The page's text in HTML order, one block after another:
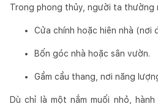
Trong phong thủy, người ta thường
Cửa chính hoặc hiên nhà (nơi
Bốn góc nhà hoặc sân vườn.
Gầm cầu thang, nơi năng
Dù chỉ là một nắm muối nhỏ,